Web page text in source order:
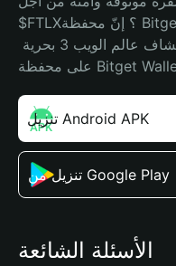
$FTLX؟ إنّ محفظة Bitget خيارك الأفضل. حيث يثق بها 40
تنزيل Android APK
تنزيل من Google Play
الأسئلة الشائعة